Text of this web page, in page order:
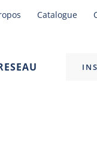
Catalogue